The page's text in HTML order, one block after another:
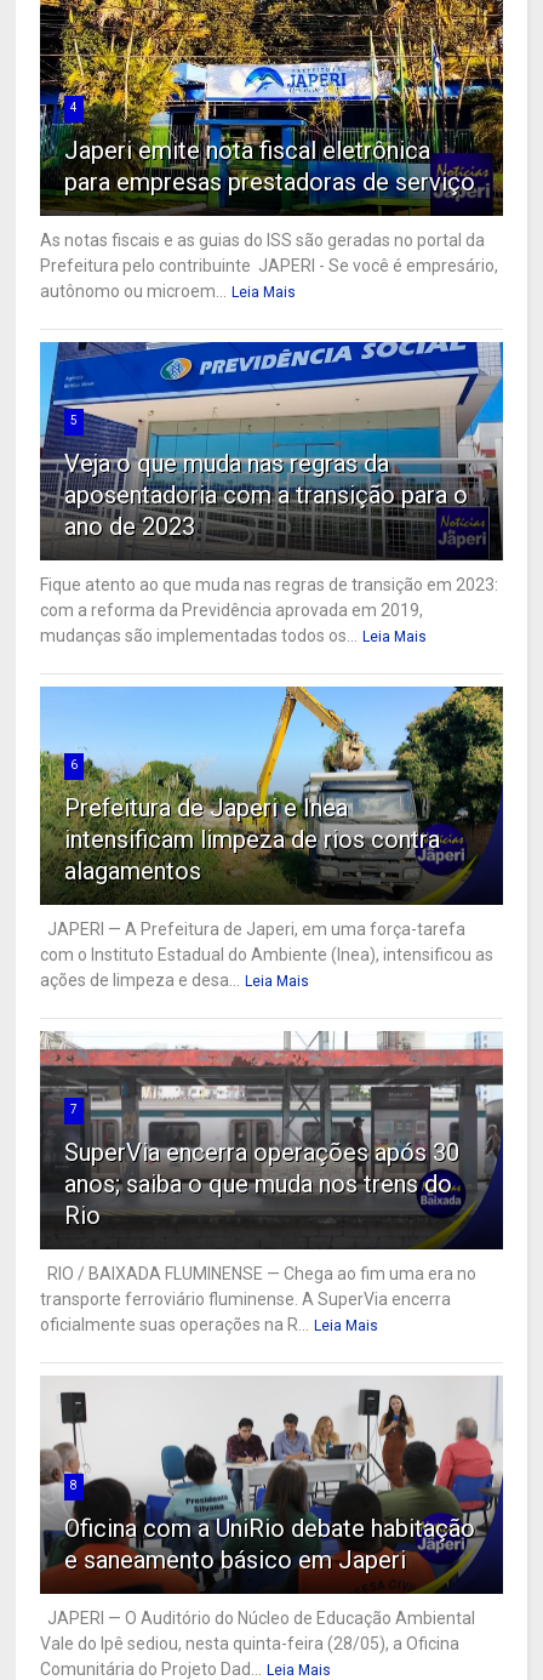
4
Japeri emite nota fiscal eletrônica
para empresas prestadoras de serviço
As notas fiscais e as guias do ISS são geradas no portal da
Prefeitura pelo contribuinte JAPERI - Se você é empresário,
autônomo ou microem...
Leia Mais
5
Veja o que muda nas regras da
aposentadoria com a transição para o
ano de 2023
Fique atento ao que muda nas regras de transição em 2023:
com a reforma da Previdência aprovada em 2019,
mudanças são implementadas todos os...
Leia Mais
6
Prefeitura de Japeri e Inea
intensificam limpeza de rios contra
alagamentos
JAPERI — A Prefeitura de Japeri, em uma força-tarefa
com o Instituto Estadual do Ambiente (Inea), intensificou as
ações de limpeza e desa...
Leia Mais
7
SuperVia encerra operações após 30
anos; saiba o que muda nos trens do
Rio
RIO / BAIXADA FLUMINENSE — Chega ao fim uma era no
transporte ferroviário fluminense. A SuperVia encerra
oficialmente suas operações na R...
Leia Mais
8
Oficina com a UniRio debate habitação
e saneamento básico em Japeri
JAPERI — O Auditório do Núcleo de Educação Ambiental
Vale do Ipê sediou, nesta quinta-feira (28/05), a Oficina
Comunitária do Projeto Dad...
Leia Mais